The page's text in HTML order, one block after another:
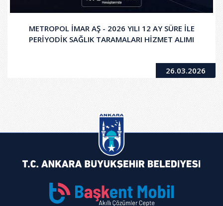
METROPOL İMAR AŞ - 2026 YILI 12 AY SÜRE İLE
PERİYODİK SAĞLIK TARAMALARI HİZMET ALIMI
26.03.2026